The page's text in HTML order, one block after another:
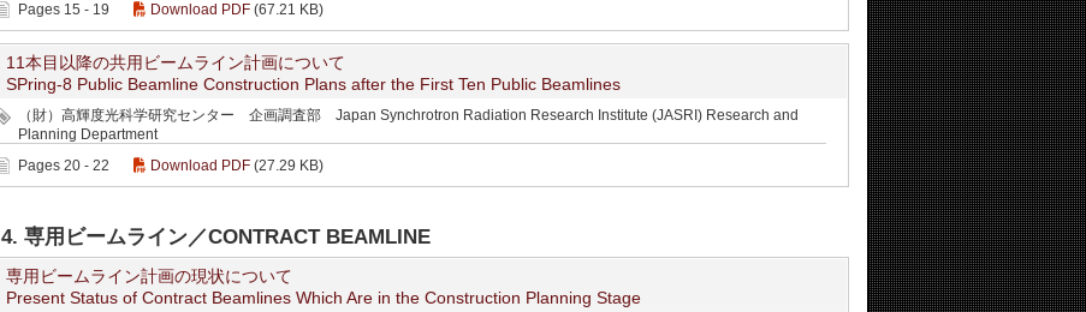
Pages 15 - 19
Download PDF (67.21 KB)
11本目以降の共用ビームライン計画について
SPring-8 Public Beamline Construction Plans after the First Ten Public Beamlines
（財）高輝度光科学研究センター 企画調査部 Japan Synchrotron Radiation Research Institute (JASRI) Research and
Planning Department
Pages 20 - 22
Download PDF (27.29 KB)
4. 専用ビームライン／CONTRACT BEAMLINE
専用ビームライン計画の現状について
Present Status of Contract Beamlines Which Are in the Construction Planning Stage